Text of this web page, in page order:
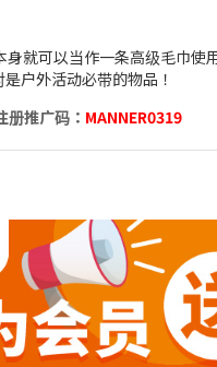
就可以当作一条高级毛巾
户外活动必带的物品！
推广码： MANNER0319